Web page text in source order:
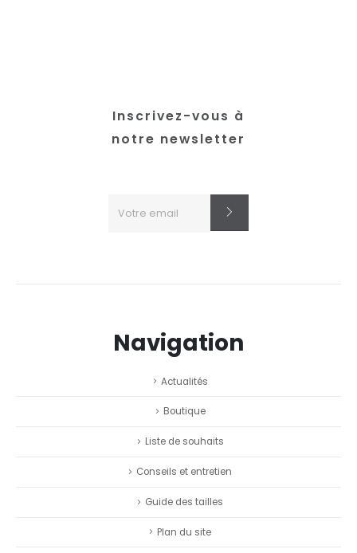
produit
Inscrivez-vous à
notre newsletter
Navigation
Actualités
Boutique
Liste de souhaits
Conseils et entretien
Guide des tailles
Plan du site